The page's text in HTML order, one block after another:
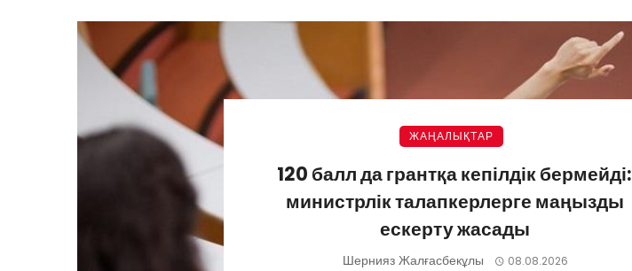
ЖАҢАЛЫҚТАР
120 балл да грантқа кепілдік бермейді:
министрлік талапкерлерге маңызды
ескерту жасады
Шернияз Жалғасбекұлы 08.08.2026